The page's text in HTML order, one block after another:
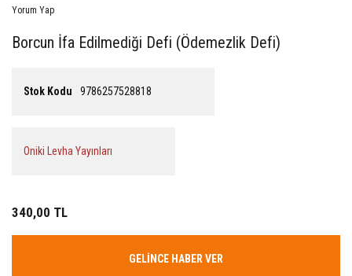
Yorum Yap
Borcun İfa Edilmediği Defi (Ödemezlik Defi)
Stok Kodu 9786257528818
Oniki Levha Yayınları
340,00 TL
GELİNCE HABER VER